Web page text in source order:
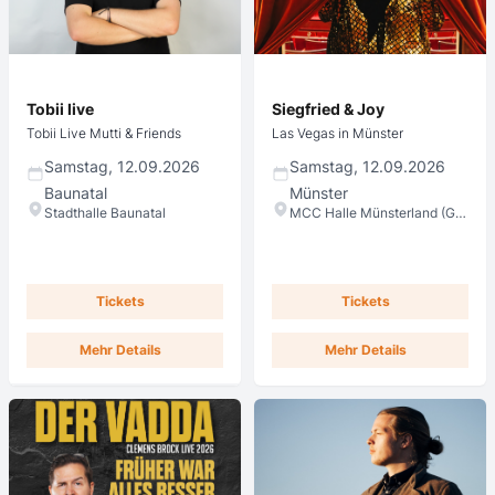
Tobii live
Tobii Live Mutti & Friends
Samstag, 12.09.2026
Baunatal
Stadthalle Baunatal
CTS
Tickets
Mehr Details
Siegfried & Joy
Las Vegas in Münster
Samstag, 12.09.2026
Münster
MCC Halle Münsterland (Große Halle)
Tickets
Mehr Details